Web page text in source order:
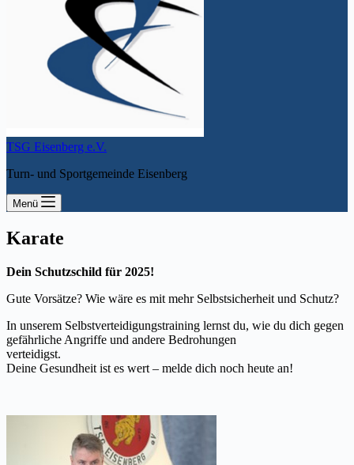
TSG Eisenberg e.V.
Turn- und Sportgemeinde Eisenberg
Menü
Karate
Dein Schutzschild für 2025!
Gute Vorsätze? Wie wäre es mit mehr Selbstsicherheit und Schutz?
In unserem Selbstverteidigungstraining lernst du, wie du dich gegen
gefährliche Angriffe und andere Bedrohungen
verteidigst.
Deine Gesundheit ist es wert – melde dich noch heute an!